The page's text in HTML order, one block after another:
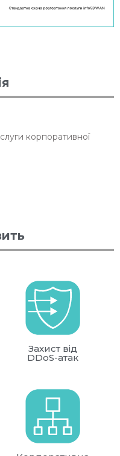
корпоративної
Захист від
DDoS-атак